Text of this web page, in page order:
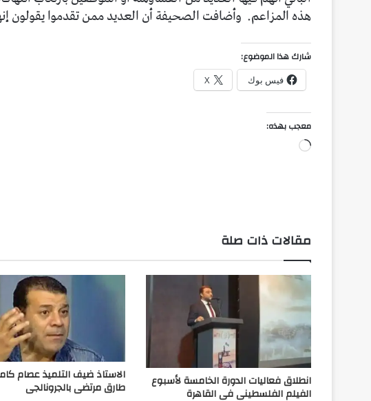
هذه المزاعم. وأضافت الصحيفة أن العديد ممن تقدموا يقولون
شارك هذا الموضوع:
فيس بوك X
معجب بهذه:
جاري
مقالات ذات صلة
انطلاق فعاليات الدورة الخامسة لأسبوع
الفيلم الفلسطينى فى القاهرة
الاستاذ ضيف التلميذ عصام
طارق مرتضى بالجرونالجى